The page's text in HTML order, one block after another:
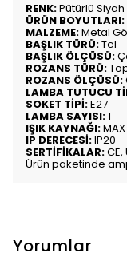
RENK:Pütürlü Siyah
ÜRÜN BOYUTLARI:
MALZEME:Metal
BAŞLIK TÜRÜ:Tel
BAŞLIK ÖLÇÜSÜ:
ROZANS TÜRÜ:
ROZANS ÖLÇÜSÜ:
LAMBA TUTUCU
SOKET TİPİ:E27
LAMBA SAYISI:1
IŞIK KAYNAĞI:
IP DERECESİ:IP20
SERTİFİKALAR:CE,
Ürün paketinde
Yorumlar